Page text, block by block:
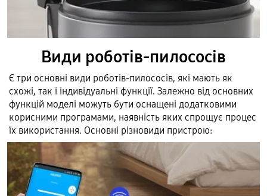
Види роботів-пилососів
Є три основні види роботів-пилососів, які мають як
схожі, так і індивідуальні функції. Залежно від основних
функцій моделі можуть бути оснащені додатковими
корисними програмами, наявність яких спрощує процес
їх використання. Основні різновиди пристрою: